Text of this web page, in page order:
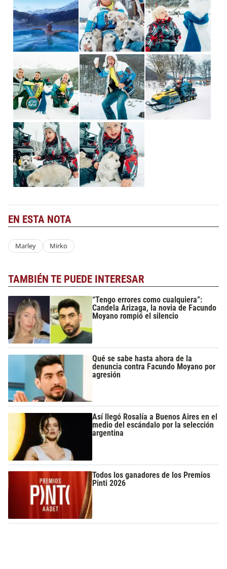
EN ESTA NOTA
Marley Mirko
TAMBIÉN TE PUEDE INTERESAR
“Tengo errores como cualquiera”:
Candela Arizaga, la novia de Facundo
Moyano rompió el silencio
Qué se sabe hasta ahora de la
denuncia contra Facundo Moyano por
agresión
Así llegó Rosalía a Buenos Aires en el
medio del escándalo por la selección
argentina
Todos los ganadores de los Premios
Pinti 2026